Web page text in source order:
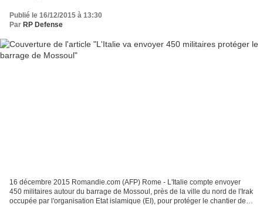
Publié le 16/12/2015 à 13:30
Par RP Defense
16 décembre 2015 Romandie.com (AFP) Rome - L'Italie compte envoyer
450 militaires autour du barrage de Mossoul, près de la ville du nord de l'Irak
occupée par l'organisation Etat islamique (EI), pour protéger le chantier de